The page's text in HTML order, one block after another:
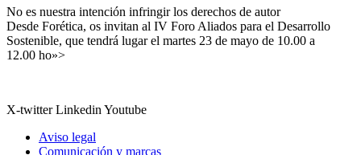
No es nuestra intención infringir los derechos de autor
Desde Forética, os invitan al IV Foro Aliados para el Desarrollo
Sostenible, que tendrá lugar el martes 23 de mayo de 10.00 a
12.00 ho»>
X-twitter Linkedin Youtube
Aviso legal
Comunicación y marcas